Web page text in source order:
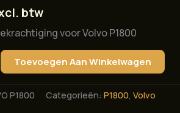
btw
voor Volvo P1800
Toevoegen Aan Winkelwagen
P1800 Categorieën: P1800, Volvo